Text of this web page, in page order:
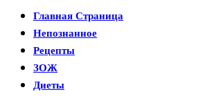
Главная Страница
Непознанное
Рецепты
ЗОЖ
Диеты